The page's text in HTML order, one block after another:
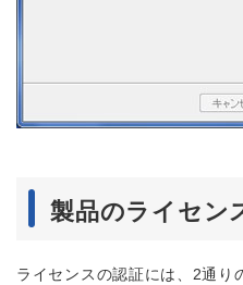
製品のライセン
ライセンスの認証には、2通り